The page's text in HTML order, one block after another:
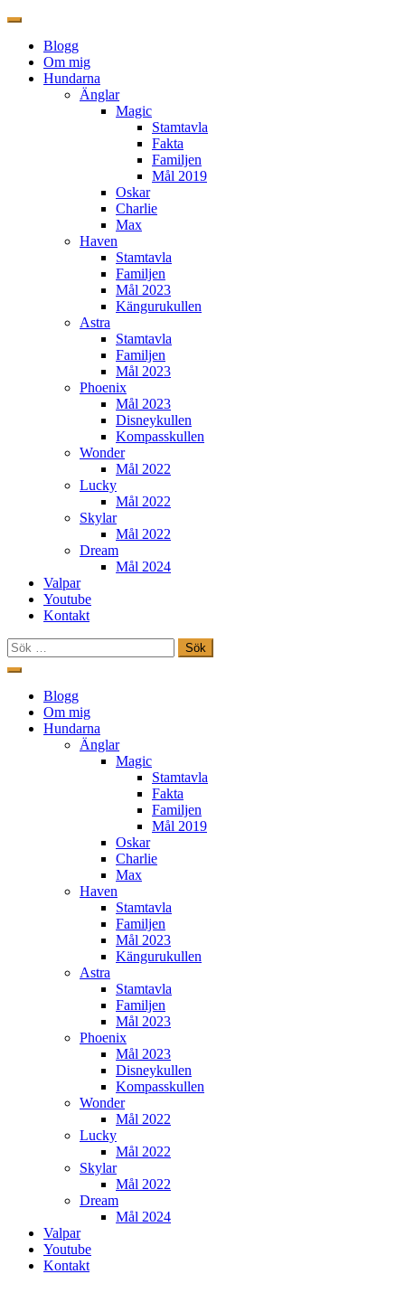
Blogg
Om mig
Hundarna
Änglar
Magic
Stamtavla
Fakta
Familjen
Mål 2019
Oskar
Charlie
Max
Haven
Stamtavla
Familjen
Mål 2023
Kängurukullen
Astra
Stamtavla
Familjen
Mål 2023
Phoenix
Mål 2023
Disneykullen
Kompasskullen
Wonder
Mål 2022
Lucky
Mål 2022
Skylar
Mål 2022
Dream
Mål 2024
Valpar
Youtube
Kontakt
Sök
efter:
Hoppa
innehåll
Freestylehundar.se
Blogg
Om mig
Hundarna
Änglar
Magic
Stamtavla
Fakta
Familjen
Mål 2019
Oskar
Charlie
Max
Haven
Stamtavla
Familjen
Mål 2023
Kängurukullen
Astra
Stamtavla
Familjen
Mål 2023
Phoenix
Mål 2023
Disneykullen
Kompasskullen
Wonder
Mål 2022
Lucky
Mål 2022
Skylar
Mål 2022
Dream
Mål 2024
Valpar
Youtube
Kontakt